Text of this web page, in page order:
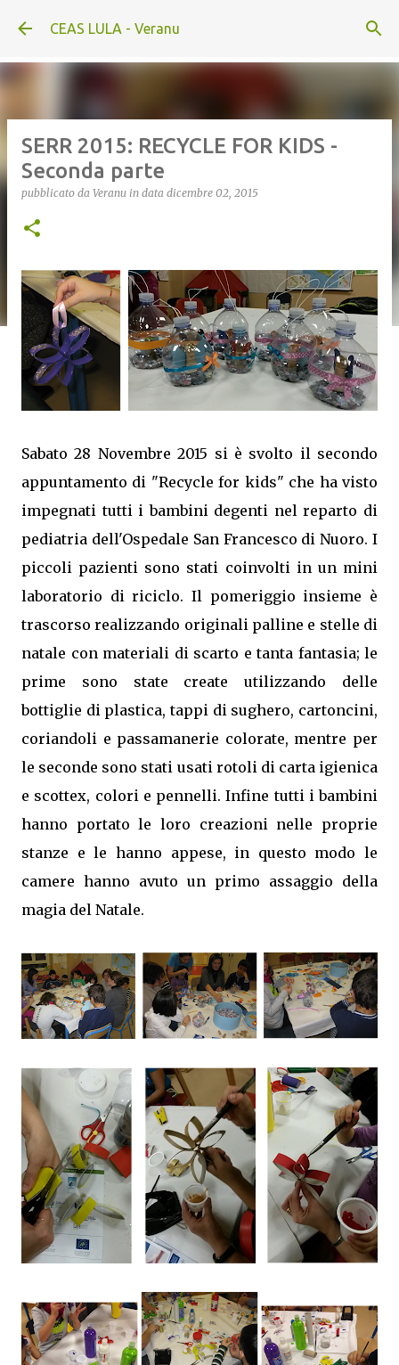
Passa ai contenuti principali
CEAS LULA - Veranu
SERR 2015: RECYCLE FOR KIDS -
Seconda parte
pubblicato da Veranu in data dicembre 02, 2015
Sabato 28 Novembre 2015 si è svolto il secondo
appuntamento di "Recycle for kids" che ha visto
impegnati tutti i bambini degenti nel reparto di
pediatria dell'Ospedale San Francesco di Nuoro. I
piccoli pazienti sono stati coinvolti in un mini
laboratorio di riciclo. Il pomeriggio insieme è
trascorso realizzando originali palline e stelle di
natale con materiali di scarto e tanta fantasia; le
prime sono state create utilizzando delle
bottiglie di plastica, tappi di sughero, cartoncini,
coriandoli e passamanerie colorate, mentre per
le seconde sono stati usati rotoli di carta igienica
e scottex, colori e pennelli. Infine tutti i bambini
hanno portato le loro creazioni nelle proprie
stanze e le hanno appese, in questo modo le
camere hanno avuto un primo assaggio della
magia del Natale.